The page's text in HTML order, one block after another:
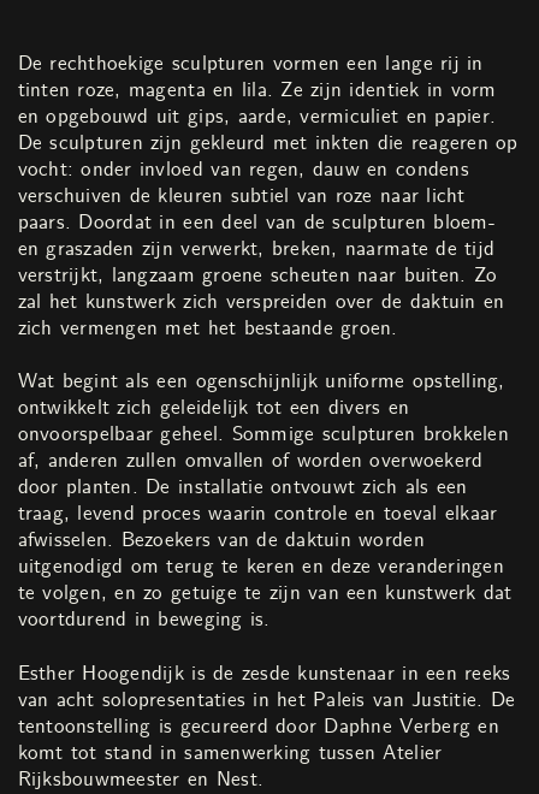
De rechthoekige sculpturen vormen een lange rij in
tinten roze, magenta en lila. Ze zijn identiek in vorm
en opgebouwd uit gips, aarde, vermiculiet en papier.
De sculpturen zijn gekleurd met inkten die reageren op
vocht: onder invloed van regen, dauw en condens
verschuiven de kleuren subtiel van roze naar licht
paars. Doordat in een deel van de sculpturen bloem-
en graszaden zijn verwerkt, breken, naarmate de tijd
verstrijkt, langzaam groene scheuten naar buiten. Zo
zal het kunstwerk zich verspreiden over de daktuin en
zich vermengen met het bestaande groen.
Wat begint als een ogenschijnlijk uniforme opstelling,
ontwikkelt zich geleidelijk tot een divers en
onvoorspelbaar geheel. Sommige sculpturen brokkelen
af, anderen zullen omvallen of worden overwoekerd
door planten. De installatie ontvouwt zich als een
traag, levend proces waarin controle en toeval elkaar
afwisselen. Bezoekers van de daktuin worden
uitgenodigd om terug te keren en deze veranderingen
te volgen, en zo getuige te zijn van een kunstwerk dat
voortdurend in beweging is.
Esther Hoogendijk is de zesde kunstenaar in een reeks
van acht solopresentaties in het Paleis van Justitie. De
tentoonstelling is gecureerd door Daphne Verberg en
komt tot stand in samenwerking tussen Atelier
Rijksbouwmeester en Nest.